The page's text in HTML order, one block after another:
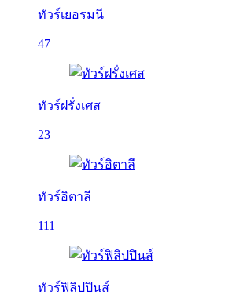
ทัวร์เยอรมนี
47
ทัวร์ฝรั่งเศส
23
ทัวร์อิตาลี
111
ทัวร์ฟิลิปปินส์